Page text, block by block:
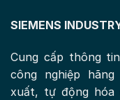
SIEMENS
Cung cấp thông
công nghiệp
xuất, tự động hóa